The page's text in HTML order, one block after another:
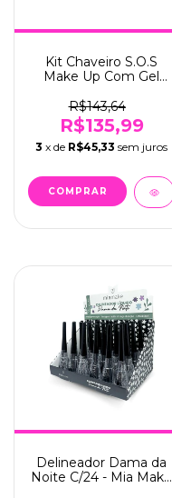
Kit Chaveiro S.O.S
Make Up Com Gel
C/12 - Mia Make (566)
R$143,64
R$135,99
3 x de R$45,33 sem juros
Delineador Dama da
Noite C/24 - Mia Make